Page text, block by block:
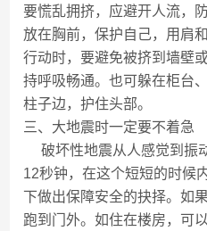
要慌乱拥挤，应避开人流，
放在胸前，保护自己，用肩
行动时，要避免被挤到墙壁
持呼吸畅通。也可躲在柜台
柱子边，护住头部。
三、大地震时一定要不着急
破坏性地震从人感觉到振
12秒钟，在这个短短的时候
下做出保障安全的抉择。如
跑到门外。如住在楼房，可